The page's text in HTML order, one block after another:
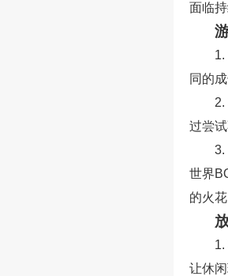
面临
同的
2.
过尝
3.
世界
的火花
1.
让休